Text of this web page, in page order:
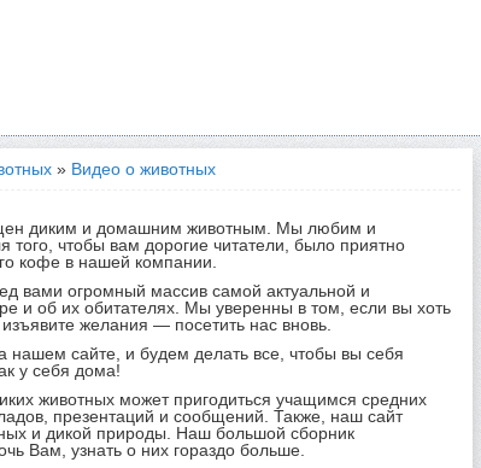
» Видео о животных
диким и домашним животным. Мы любим и
того, чтобы вам дорогие читатели, было приятно
кофе в нашей компании.
вами огромный массив самой актуальной и
и об их обитателях. Мы уверенны в том, если вы хоть
желания — посетить нас вновь.
нашем сайте, и будем делать все, чтобы вы себя
у себя дома!
животных может пригодиться учащимся средних
презентаций и сообщений. Также, наш сайт
и дикой природы. Наш большой сборник
Вам, узнать о них гораздо больше.